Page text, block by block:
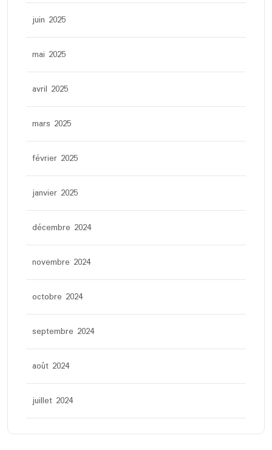
juin 2025
mai 2025
avril 2025
mars 2025
février 2025
janvier 2025
décembre 2024
novembre 2024
octobre 2024
septembre 2024
août 2024
juillet 2024